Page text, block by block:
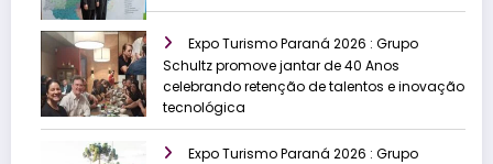
Expo Turismo Paraná 2026 : Grupo
Schultz promove jantar de 40 Anos
celebrando retenção de talentos e inovação
tecnológica
Expo Turismo Paraná 2026 : Grupo